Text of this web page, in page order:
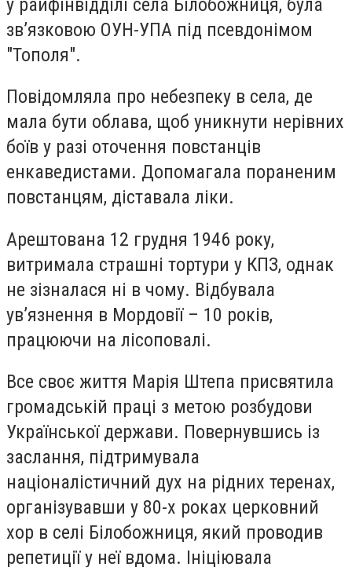
зв’язковою ОУН-УПА під псевдонімом
"Тополя".
Повідомляла про небезпеку в села, де
мала бути облава, щоб уникнути нерівних
боїв у разі оточення повстанців
енкаведистами. Допомагала пораненим
повстанцям, діставала ліки.
Арештована 12 грудня 1946 року,
витримала страшні тортури у КПЗ, однак
не зізналася ні в чому. Відбувала
ув’язнення в Мордовії – 10 років,
працюючи на лісоповалі.
Все своє життя Марія Штепа присвятила
громадській праці з метою розбудови
Української держави. Повернувшись із
заслання, підтримувала
націоналістичний дух на рідних теренах,
організувавши у 80-х роках церковний
хор в селі Білобожниця, який проводив
репетиції у неї вдома. Ініціювала